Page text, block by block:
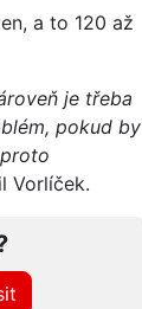
a to 120 až
je třeba
pokud by
Vorlíček.